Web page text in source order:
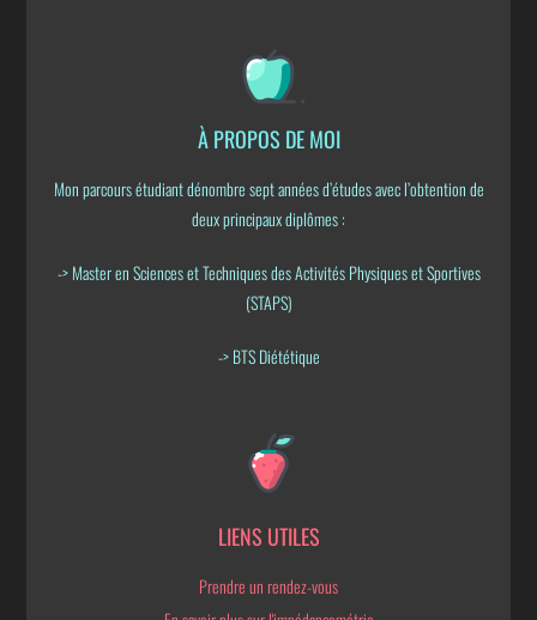
À PROPOS DE MOI
Mon parcours étudiant dénombre sept années d’études avec l’obtention de
deux principaux diplômes :
-> Master en Sciences et Techniques des Activités Physiques et Sportives
(STAPS)
-> BTS Diététique
LIENS UTILES
Prendre un rendez-vous